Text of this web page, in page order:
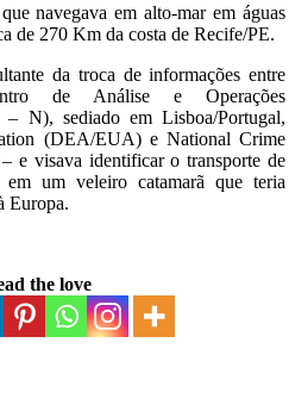
navegava em alto-mar em águas
de 270 Km da costa de Recife/PE.
da troca de informações entre
de Análise e Operações
N), sediado em Lisboa/Portugal,
(DEA/EUA) e National Crime
e visava identificar o transporte de
em um veleiro catamarã que teria
Europa.
the love